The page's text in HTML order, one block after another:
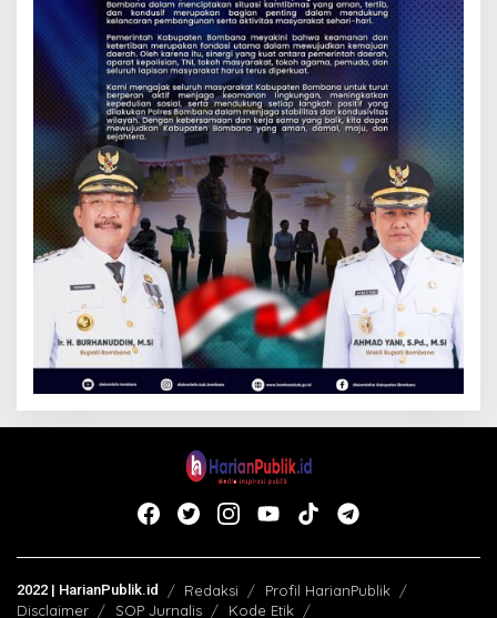
2022 | HarianPublik.id Redaksi
Profil HarianPublik
Disclaimer
SOP Jurnalis Kode Etik